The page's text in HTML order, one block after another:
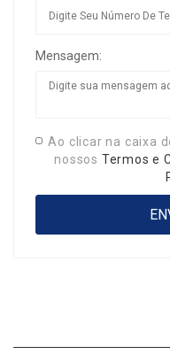
Mensagem:
Ao clicar na caixa
nossos Termos e